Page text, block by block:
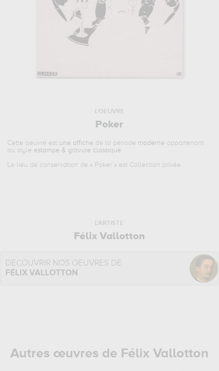
L'OEUVRE
Poker
Cette oeuvre est une affiche de la période moderne appartenant
au style estampe & gravure classique
Le lieu de conservation de « Poker » est Collection privée.
L'ARTISTE
Félix Vallotton
DÉCOUVRIR NOS OEUVRES DE
FÉLIX VALLOTTON
Autres œuvres de Félix Vallotton